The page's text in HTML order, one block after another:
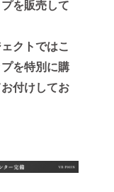
を販売して
クトではこ
を特別に購
付けしてお